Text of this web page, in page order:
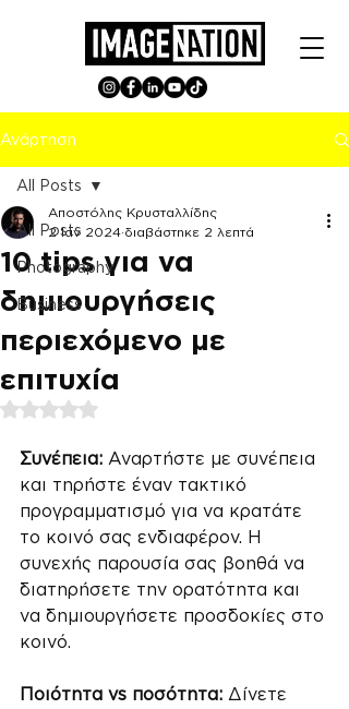
Ανάρτηση
All Posts
Photography
Business
All Posts
10 tips για να
δημιουργήσεις
περιεχόμενο με
επιτυχία
Αποστόλης Κρυσταλλίδης
2 Ιαν 2024 διαβάστηκε 2 λεπτά
Βαθμολογήθηκε με NaN από 5 αστέρια.
Συνέπεια: Αναρτήστε με συνέπεια
και τηρήστε έναν τακτικό
προγραμματισμό για να κρατάτε
το κοινό σας ενδιαφέρον. Η
συνεχής παρουσία σας βοηθά να
διατηρήσετε την ορατότητα και
να δημιουργήσετε προσδοκίες στο
κοινό.
Ποιότητα vs ποσότητα: Δίνετε